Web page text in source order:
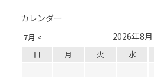
カレンダー
7月 < 2026年8月
日 月 火 水